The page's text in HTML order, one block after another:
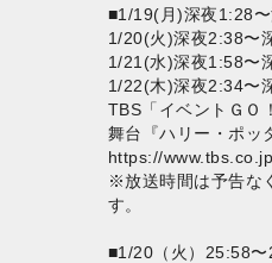
■1/19(月)深夜1:28
1/20(火)深夜2:38〜
1/21(水)深夜1:58〜
1/22(木)深夜2:34〜
TBS「イベントＧＯ
舞台『ハリー・ポッ
https://
※放送時間は予告な
す。
■1/20（火）25:58〜